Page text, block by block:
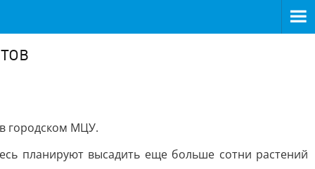
городском МЦУ.
планируют высадить еще больше сотни растений